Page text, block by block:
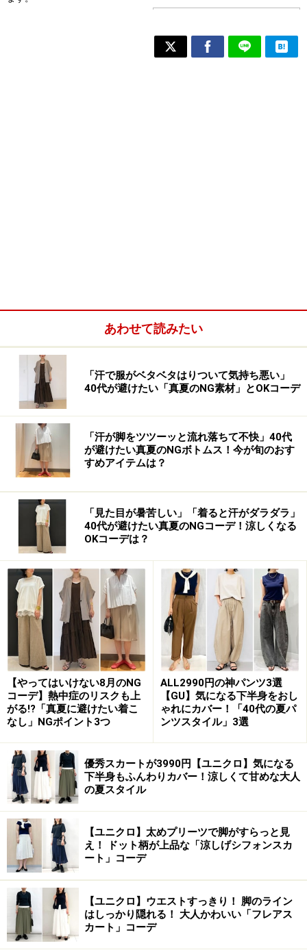
あわせて読みたい
「汗で服がベタベタはりついて気持ち悪い」
40代が避けたい「真夏のNG素材」とOKコーデ
「汗が脚をツツーッと流れ落ちて不快」40代
が避けたい真夏のNGボトムス！今が旬のおす
すめアイテムは？
「見た目が暑苦しい」「着ると汗がダラダラ」
40代が避けたい真夏のNGコーデ！涼しくなる
OKコーデは？
【やってはいけない8月のNG
コーデ】熱中症のリスクも上
がる!?「真夏に避けたい着こ
なし」NGポイント3つ
ALL2990円の神パンツ3選
【GU】気になる下半身をおし
ゃれにカバー！「40代の夏パ
ンツスタイル」3選
優秀スカートが3990円【ユニクロ】気になる
下半身もふんわりカバー！涼しくて甘めな大人
の夏スタイル
【ユニクロ】太めプリーツで脚がすらっと見
え！ ドット柄が上品な「涼しげシフォンスカ
ート」コーデ
【ユニクロ】ウエストすっきり！ 脚のライン
はしっかり隠れる！ 大人かわいい「フレアス
カート」コーデ